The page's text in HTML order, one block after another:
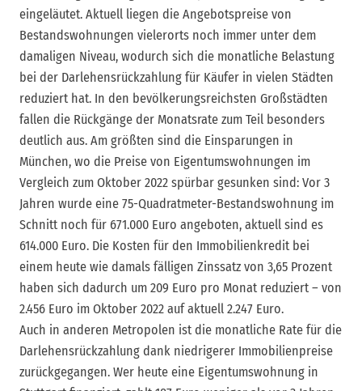
eingeläutet. Aktuell liegen die Angebotspreise von
Bestandswohnungen vielerorts noch immer unter dem
damaligen Niveau, wodurch sich die monatliche Belastung
bei der Darlehensrückzahlung für Käufer in vielen Städten
reduziert hat. In den bevölkerungsreichsten Großstädten
fallen die Rückgänge der Monatsrate zum Teil besonders
deutlich aus. Am größten sind die Einsparungen in
München, wo die Preise von Eigentumswohnungen im
Vergleich zum Oktober 2022 spürbar gesunken sind: Vor 3
Jahren wurde eine 75-Quadratmeter-Bestandswohnung im
Schnitt noch für 671.000 Euro angeboten, aktuell sind es
614.000 Euro. Die Kosten für den Immobilienkredit bei
einem heute wie damals fälligen Zinssatz von 3,65 Prozent
haben sich dadurch um 209 Euro pro Monat reduziert – von
2.456 Euro im Oktober 2022 auf aktuell 2.247 Euro.
Auch in anderen Metropolen ist die monatliche Rate für die
Darlehensrückzahlung dank niedrigerer Immobilienpreise
zurückgegangen. Wer heute eine Eigentumswohnung in